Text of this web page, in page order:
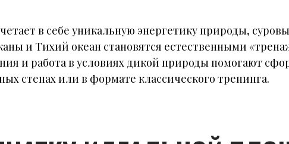
в себе уникальную энергетику природы,
и Тихий океан становятся естественными
и работа в условиях дикой природы помогают
стенах или в формате классического тренинга.